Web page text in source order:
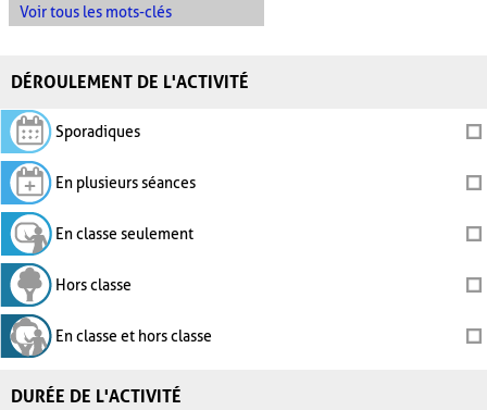
Voir tous les mots-clés
DÉROULEMENT DE L'ACTIVITÉ
Sporadiques
En plusieurs séances
En classe seulement
Hors classe
En classe et hors classe
DURÉE DE L'ACTIVITÉ